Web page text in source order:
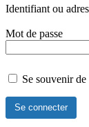
Identifiant ou
Mot de passe
Se souvenir de